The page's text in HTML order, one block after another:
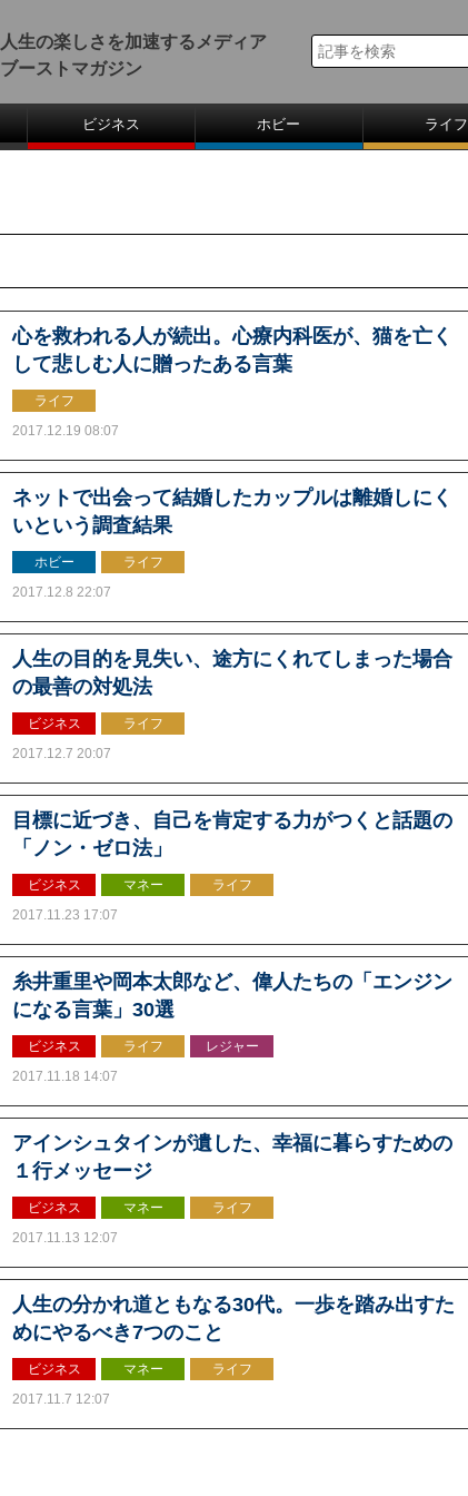
人生の楽しさを加速するメディア
ブーストマガジン
ビジネス ホビー ライフ
心を救われる人が続出。心療内科医が、猫を亡く
して悲しむ人に贈ったある言葉
ライフ
2017.12.19 08:07
ネットで出会って結婚したカップルは離婚しにく
いという調査結果
ホビー
ライフ
2017.12.8 22:07
人生の目的を見失い、途方にくれてしまった場合
の最善の対処法
ビジネス
ライフ
2017.12.7 20:07
目標に近づき、自己を肯定する力がつくと話題の
「ノン・ゼロ法」
ビジネス マネー
ライフ
2017.11.23 17:07
糸井重里や岡本太郎など、偉人たちの「エンジン
になる言葉」30選
ビジネス ライフ
レジャー
2017.11.18 14:07
アインシュタインが遺した、幸福に暮らすための
１行メッセージ
ビジネス マネー
ライフ
2017.11.13 12:07
人生の分かれ道ともなる30代。一歩を踏み出すた
めにやるべき7つのこと
ビジネス マネー
ライフ
2017.11.7 12:07